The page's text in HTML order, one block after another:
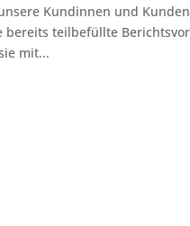
Kundinnen und
bereits teilbefüllte
mit...